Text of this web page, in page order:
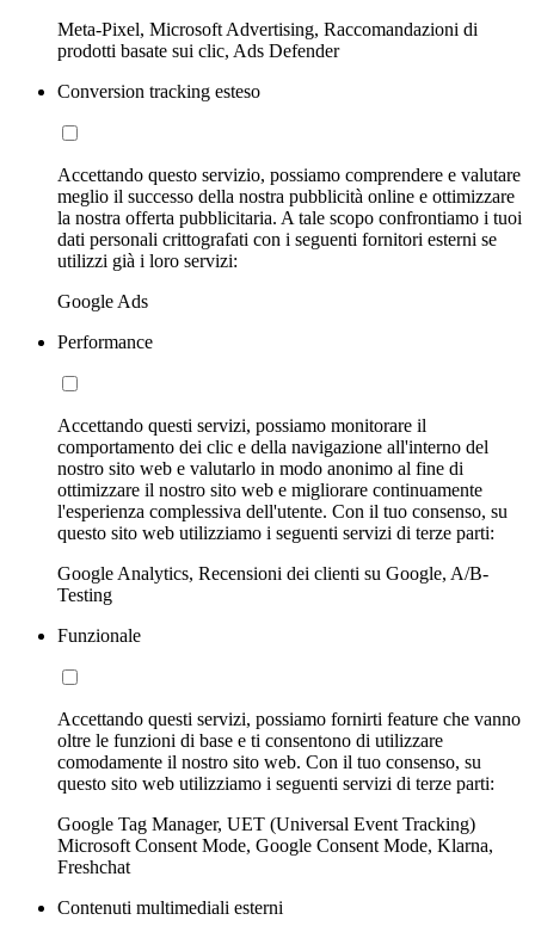
Meta-Pixel, Microsoft Advertising, Raccomandazioni di
prodotti basate sui clic, Ads Defender
Conversion tracking esteso
Accettando questo servizio, possiamo comprendere e valutare
meglio il successo della nostra pubblicità online e ottimizzare
la nostra offerta pubblicitaria. A tale scopo confrontiamo i tuoi
dati personali crittografati con i seguenti fornitori esterni se
utilizzi già i loro servizi:
Google Ads
Performance
Accettando questi servizi, possiamo monitorare il
comportamento dei clic e della navigazione all'interno del
nostro sito web e valutarlo in modo anonimo al fine di
ottimizzare il nostro sito web e migliorare continuamente
l'esperienza complessiva dell'utente. Con il tuo consenso, su
questo sito web utilizziamo i seguenti servizi di terze parti:
Google Analytics, Recensioni dei clienti su Google, A/B-
Testing
Funzionale
Accettando questi servizi, possiamo fornirti feature che vanno
oltre le funzioni di base e ti consentono di utilizzare
comodamente il nostro sito web. Con il tuo consenso, su
questo sito web utilizziamo i seguenti servizi di terze parti:
Google Tag Manager, UET (Universal Event Tracking)
Microsoft Consent Mode, Google Consent Mode, Klarna,
Freshchat
Contenuti multimediali esterni